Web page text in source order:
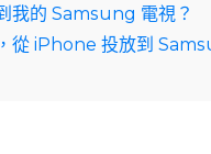
我的 Samsung 電視？
從 iPhone 投放到